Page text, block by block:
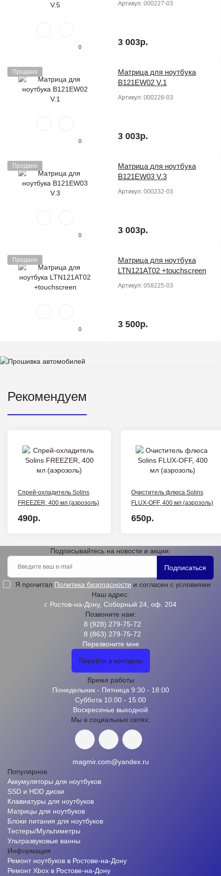
0
Артикул: 000227-03
3 003р.
Продано
0
Матрица для ноутбука
B121EW02 V.1
Артикул: 000228-03
3 003р.
Продано
0
Матрица для ноутбука
B121EW03 V.3
Артикул: 000232-03
3 003р.
Продано
0
Матрица для ноутбука
LTN121AT02 +touchscreen
Артикул: 058225-03
3 500р.
Рекомендуем
Спрей-охладитель Solins
FREEZER, 400 мл (аэрозоль)
490р.
Очиститель флюса Solins
FLUX-OFF, 400 мл (аэрозоль)
650р.
Подписывайтесь на новости и акции:
Подписаться
Я прочитал Политика безопасности и согласен с условиями
Наш адрес:
г. Ростов-на-Дону, Соборный 24, оф. 204
Позвоните нам:
8 (928) 279-75-72
8 (863) 279-75-72
Перезвоните мне
Перейти в контакты
Время работы
Понедельник - Пятница 9:30 - 18:00
Суббота 10:00 - 15:00
Воскресенье выходной
Мы в социальных сетях:
magmir.com@yandex.ru
Популярное
Аккумуляторы для ноутбуков
SSD и HDD диски
Клавиатуры для ноутбуков
Матрицы для ноутбуков
Блоки питания для ноутбуков
Тестеры/Мультиметры
Ультразвуковые ванны
Информация
Ремонт ноутбуков в Ростове-на-Дону
Ремонт Xbox в Ростове-на-Дону